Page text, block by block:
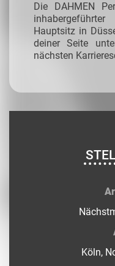
Die DAHMEN
Hauptsitz in
deiner Seite
nächsten
Köln,